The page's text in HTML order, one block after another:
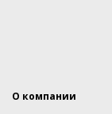
О компании